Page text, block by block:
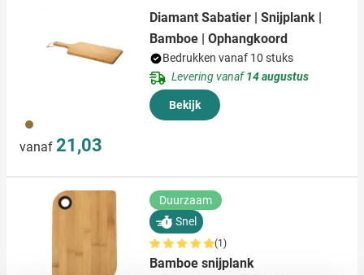
823
vanaf 21,03
Diamant Sabatier | Snijplank |
Bamboe | Ophangkoord
Bedrukken vanaf 10 stuks
Levering vanaf14 augustus
Bekijk
Duurzaam
Snel
(1)
Bamboe snijplank